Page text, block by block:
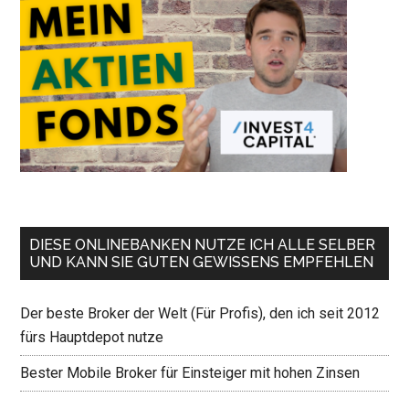
DIESE ONLINEBANKEN NUTZE ICH ALLE SELBER
UND KANN SIE GUTEN GEWISSENS EMPFEHLEN
Der beste Broker der Welt (Für Profis), den ich seit 2012
fürs Hauptdepot nutze
Bester Mobile Broker für Einsteiger mit hohen Zinsen